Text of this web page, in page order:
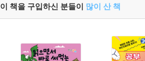
이 책을 구입하신 분들이 많이 산 책